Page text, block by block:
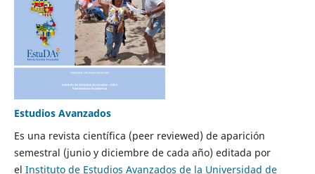
Estudios Avanzados
Es una revista científica (peer reviewed) de aparición
semestral (junio y diciembre de cada año) editada por
el Instituto de Estudios Avanzados de la Universidad de